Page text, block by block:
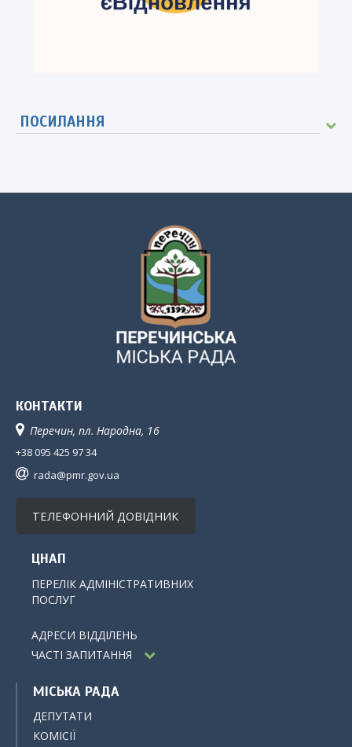
ПОСИЛАННЯ
КОНТАКТИ
Перечин, пл. Народна, 16
+38 095 425 97 34
rada@pmr.gov.ua
ТЕЛЕФОННИЙ ДОВІДНИК
ЦНАП
ПЕРЕЛІК АДМІНІСТРАТИВНИХ
ПОСЛУГ
АДРЕСИ ВІДДІЛЕНЬ
ЧАСТІ ЗАПИТАННЯ
МІСЬКА РАДА
ДЕПУТАТИ
КОМІСІЇ